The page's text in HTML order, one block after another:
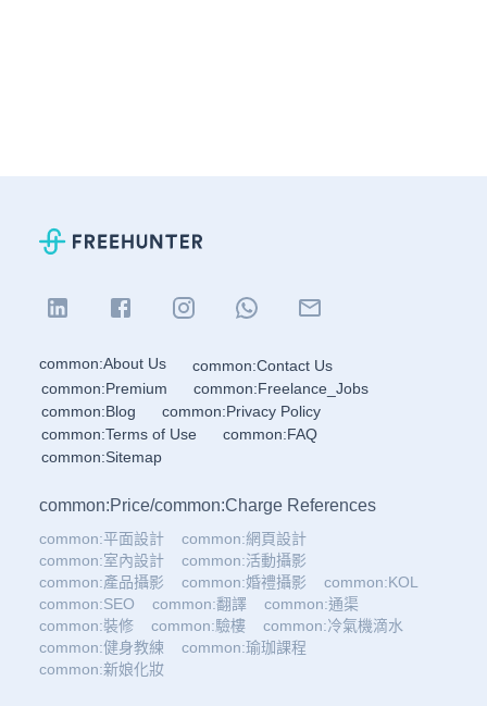
common:About Us
common:Contact Us
common:Premium
common:Freelance_Jobs
common:Blog
common:Privacy Policy
common:Terms of Use
common:FAQ
common:Sitemap
common:Price/common:Charge References
common:平面設計
common:網頁設計
common:室內設計
common:活動攝影
common:產品攝影
common:婚禮攝影
common:KOL
common:SEO
common:翻譯
common:通渠
common:裝修
common:驗樓
common:冷氣機滴水
common:健身教練
common:瑜珈課程
common:新娘化妝